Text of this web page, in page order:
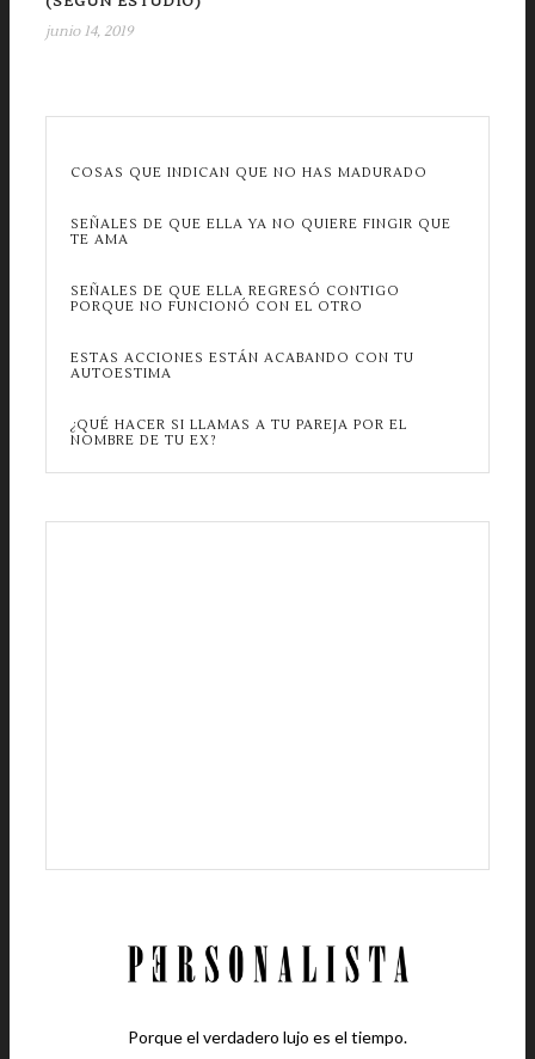
junio 14, 2019
COSAS QUE INDICAN QUE NO HAS MADURADO
SEÑALES DE QUE ELLA YA NO QUIERE FINGIR QUE
TE AMA
SEÑALES DE QUE ELLA REGRESÓ CONTIGO
PORQUE NO FUNCIONÓ CON EL OTRO
ESTAS ACCIONES ESTÁN ACABANDO CON TU
AUTOESTIMA
¿QUÉ HACER SI LLAMAS A TU PAREJA POR EL
NOMBRE DE TU EX?
Porque el verdadero lujo es el tiempo.